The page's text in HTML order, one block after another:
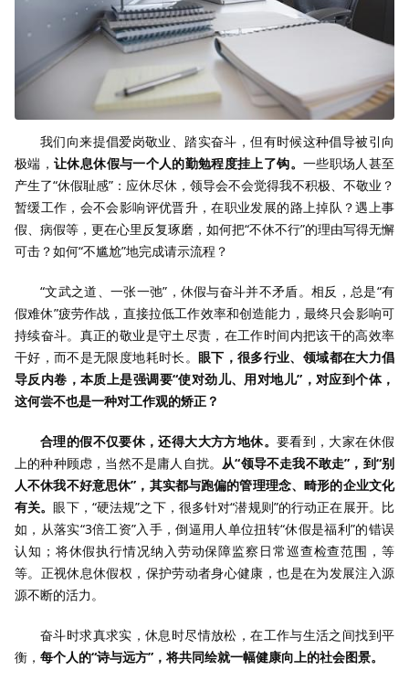
我们向来提倡爱岗敬业、踏实奋斗，但有时候这种倡导被引向
极端，让休息休假与一个人的勤勉程度挂上了钩。 一些职场人甚至
产生了“休假耻感”：应休尽休，领导会不会觉得我不积极、不敬业？
暂缓工作，会不会影响评优晋升，在职业发展的路上掉队？遇上事
假、病假等，更在心里反复琢磨，如何把“不休不行”的理由写得无懈
可击？如何“不尴尬”地完成请示流程？
“文武之道、一张一弛”，休假与奋斗并不矛盾。相反，总是“有
假难休”疲劳作战，直接拉低工作效率和创造能力，最终只会影响可
持续奋斗。真正的敬业是守土尽责，在工作时间内把该干的高效率
干好，而不是无限度地耗时长。 眼下，很多行业、领域都在大力倡
导反内卷，本质上是强调要“使对劲儿、用对地儿”，对应到个体，
这何尝不也是一种对工作观的矫正？
合理的假不仅要休，还得大大方方地休。 要看到，大家在休假
上的种种顾虑，当然不是庸人自扰。从“领导不走我不敢走”，到“别
人不休我不好意思休”，其实都与跑偏的管理理念、畸形的企业文化
有关。眼下，“硬法规”之下，很多针对“潜规则”的行动正在展开。比
如，从落实“3倍工资”入手，倒逼用人单位扭转“休假是福利”的错误
认知；将休假执行情况纳入劳动保障监察日常巡查检查范围，等
等。正视休息休假权，保护劳动者身心健康，也是在为发展注入源
源不断的活力。
奋斗时求真求实，休息时尽情放松，在工作与生活之间找到平
衡， 每个人的“诗与远方”，将共同绘就一幅健康向上的社会图景。